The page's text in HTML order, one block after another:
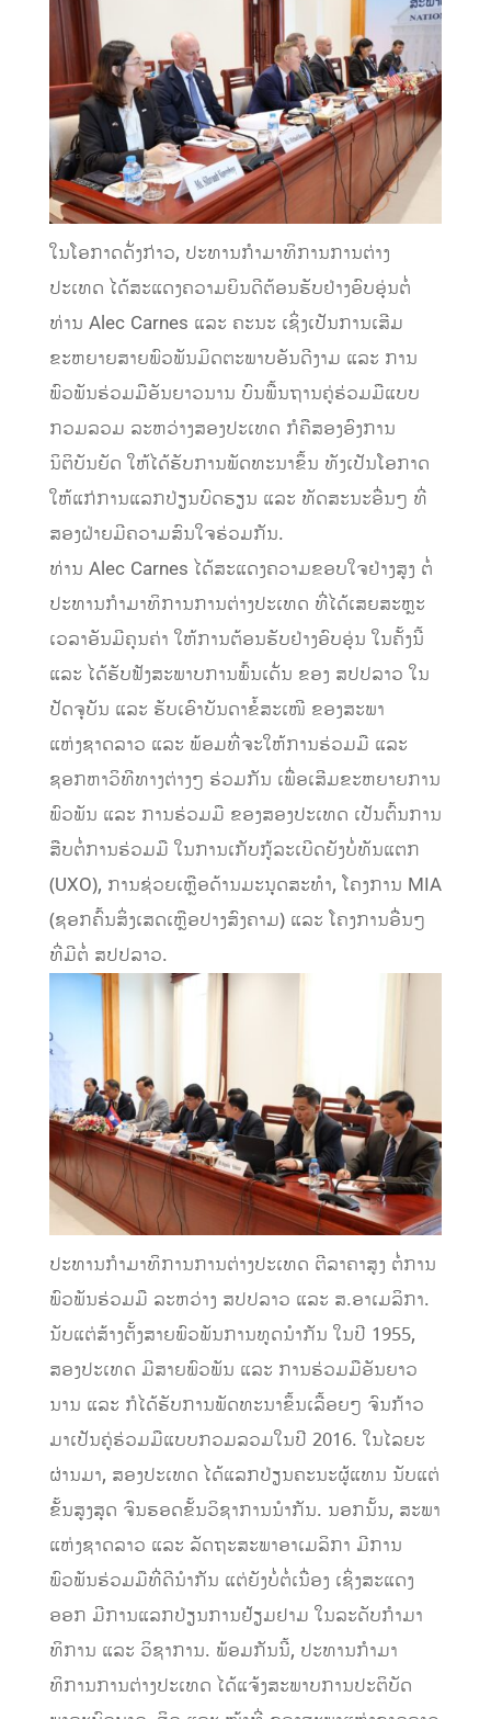
ໃນໂອກາດດັ່ງກ່າວ, ປະທານກໍາມາທິການການຕ່າງ
ປະເທດ ໄດ້ສະແດງຄວາມຍິນດີຕ້ອນຮັບຢ່າງອົບອຸ່ນຕໍ່
ທ່ານ Alec Carnes ແລະ ຄະນະ ເຊິ່ງເປັນການເສີມ
ຂະຫຍາຍສາຍພົວພັນມິດຕະພາບອັນດີງາມ ແລະ ການ
ພົວພັນຮ່ວມມືອັນຍາວນານ ບົນພື້ນຖານຄູ່ຮ່ວມມືແບບ
ກວມລວມ ລະຫວ່າງສອງປະເທດ ກໍຄືສອງອົງການ
ນິຕິບັນຍັດ ໃຫ້ໄດ້ຮັບການພັດທະນາຂຶ້ນ ທັງເປັນໂອກາດ
ໃຫ້ແກ່ການແລກປ່ຽນບົດຮຽນ ແລະ ທັດສະນະອື່ນໆ ທີ່
ສອງຝ່າຍມີຄວາມສົນໃຈຮ່ວມກັນ.
ທ່ານ Alec Carnes ໄດ້ສະແດງຄວາມຂອບໃຈຢ່າງສູງ ຕໍ່
ປະທານກໍາມາທິການການຕ່າງປະເທດ ທີ່ໄດ້ເສຍສະຫຼະ
ເວລາອັນມີຄຸນຄ່າ ໃຫ້ການຕ້ອນຮັບຢ່າງອົບອຸ່ນ ໃນຄັ້ງນີ້
ແລະ ໄດ້ຮັບຟັງສະພາບການພົ້ນເດັ່ນ ຂອງ ສປປລາວ ໃນ
ປັດຈຸບັນ ແລະ ຮັບເອົາບັນດາຂໍ້ສະເໜີ ຂອງສະພາ
ແຫ່ງຊາດລາວ ແລະ ພ້ອມທີ່ຈະໃຫ້ການຮ່ວມມື ແລະ
ຊອກຫາວິທີທາງຕ່າງໆ ຮ່ວມກັນ ເພື່ອເສີມຂະຫຍາຍການ
ພົວພັນ ແລະ ການຮ່ວມມື ຂອງສອງປະເທດ ເປັນຕົ້ນການ
ສືບຕໍ່ການຮ່ວມມື ໃນການເກັບກູ້ລະເບີດຍັງບໍ່ທັນແຕກ
(UXO), ການຊ່ວຍເຫຼືອດ້ານມະນຸດສະທຳ, ໂຄງການ MIA
(ຊອກຄົ້ນສິ່ງເສດເຫຼືອປາງສົງຄາມ) ແລະ ໂຄງການອື່ນໆ
ທີ່ມີຕໍ່ ສປປລາວ.
ປະທານກໍາມາທິການການຕ່າງປະເທດ ຕີລາຄາສູງ ຕໍ່ການ
ພົວພັນຮ່ວມມື ລະຫວ່າງ ສປປລາວ ແລະ ສ.ອາເມລິກາ.
ນັບແຕ່ສ້າງຕັ້ງສາຍພົວພັນການທູດນຳກັນ ໃນປີ 1955,
ສອງປະເທດ ມີສາຍພົວພັນ ແລະ ການຮ່ວມມືອັນຍາວ
ນານ ແລະ ກໍໄດ້ຮັບການພັດທະນາຂຶ້ນເລື້ອຍໆ ຈົນກ້າວ
ມາເປັນຄູ່ຮ່ວມມືແບບກວມລວມໃນປີ 2016. ໃນໄລຍະ
ຜ່ານມາ, ສອງປະເທດ ໄດ້ແລກປ່ຽນຄະນະຜູ້ແທນ ນັບແຕ່
ຂັ້ນສູງສຸດ ຈົນຮອດຂັ້ນວິຊາການນຳກັນ. ນອກນັ້ນ, ສະພາ
ແຫ່ງຊາດລາວ ແລະ ລັດຖະສະພາອາເມລິກາ ມີການ
ພົວພັນຮ່ວມມືທີ່ດີນໍາກັນ ແຕ່ຍັງບໍ່ຕໍ່ເນື່ອງ ເຊິ່ງສະແດງ
ອອກ ມີການແລກປ່ຽນການຢ້ຽມຢາມ ໃນລະດັບກໍາມາ
ທິການ ແລະ ວິຊາການ. ພ້ອມກັນນີ້, ປະທານກໍາມາ
ທິການການຕ່າງປະເທດ ໄດ້ແຈ້ງສະພາບການປະຕິບັດ